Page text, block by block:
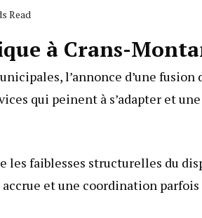
Read
à Crans-
l’annonce d’une
qui peinent à s’adapter et
les faiblesses structurelles du
et une coordination